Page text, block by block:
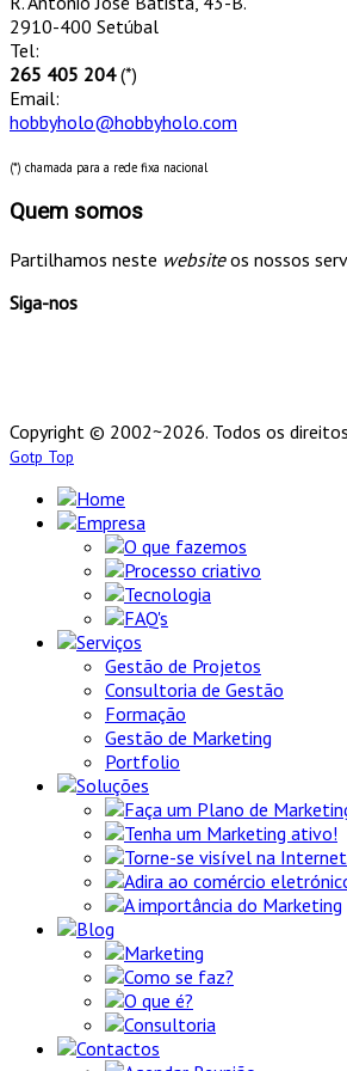
2910-400 Setúbal
Tel:
265 405 204(*)
Email:
hobbyholo@hobbyholo.com
(*) chamada para a rede fixa nacional
Quem somos
Partilhamos neste websiteos nossos
Siga-nos
Copyright © 2002~2026. Todos os
Gotp Top
Home
Empresa
O que fazemos
Processo criativo
Tecnologia
FAQ's
Serviços
Gestão de Projetos
Consultoria de Gestão
Formação
Gestão de Marketing
Portfolio
Soluções
Faça um Plano de
Tenha um Marketing ativo!
Torne-se visível na
Adira ao comércio
A importância do Marketing
Blog
Marketing
Como se faz?
O que é?
Consultoria
Contactos